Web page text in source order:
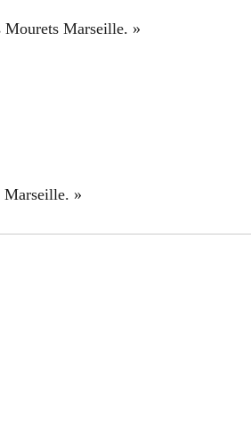
Mourets Marseille. »
Marseille. »